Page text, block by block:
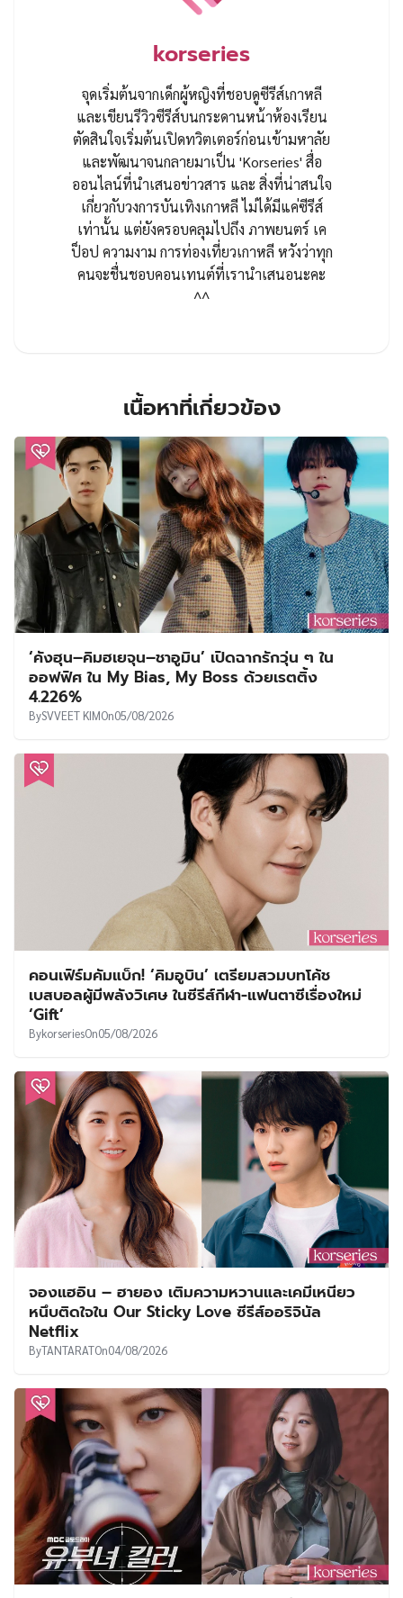
korseries
จุดเริ่มต้นจากเด็กผู้หญิงที่ชอบดูซีรีส์เกาหลี
และเขียนรีวิวซีรีส์บนกระดานหน้าห้องเรียน
ตัดสินใจเริ่มต้นเปิดทวิตเตอร์ก่อนเข้ามหาลัย
และพัฒนาจนกลายมาเป็น 'Korseries' สื่อ
ออนไลน์ที่นำเสนอข่าวสาร และ สิ่งที่น่าสนใจ
เกี่ยวกับวงการบันเทิงเกาหลี ไม่ได้มีแค่ซีรีส์
เท่านั้น แต่ยังครอบคลุมไปถึง ภาพยนตร์ เค
ป็อป ความงาม การท่องเที่ยวเกาหลี หวังว่าทุก
คนจะชื่นชอบคอนเทนต์ที่เรานำเสนอนะคะ
^^
เนื้อหาที่เกี่ยวข้อง
‘คังฮุน–คิมฮเยจุน–ชาอูมิน’ เปิดฉากรักวุ่น ๆ ใน
ออฟฟิศ ใน My Bias, My Boss ด้วยเรตติ้ง
4.226%
BySVVEET KIMOn05/08/2026
คอนเฟิร์มคัมแบ็ก! ‘คิมอูบิน’ เตรียมสวมบทโค้ช
เบสบอลผู้มีพลังวิเศษ ในซีรีส์กีฬา-แฟนตาซีเรื่องใหม่
‘Gift’
BykorseriesOn05/08/2026
จองแฮอิน – ฮายอง เติมความหวานและเคมีเหนียว
หนึบติดใจใน Our Sticky Love ซีรีส์ออริจินัล
Netflix
ByTANTARATOn04/08/2026